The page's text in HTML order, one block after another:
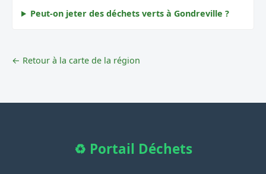
Peut-on jeter des déchets verts à Gondreville ?
← Retour à la carte de la région
♻️ Portail Déchets